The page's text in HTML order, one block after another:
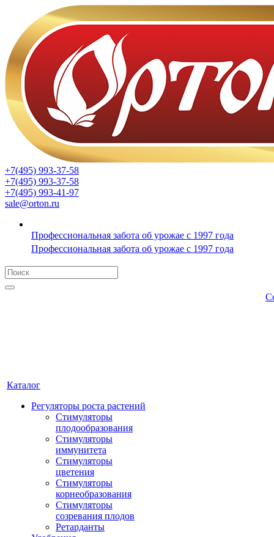
+7(495) 993-37-58
+7(495) 993-37-58
+7(495) 993-41-97
sale@orton.ru
Профессиональная забота об урожае с 1997 года
Профессиональная забота об урожае с 1997 года
Каталог
Регуляторы роста растений
Стимуляторы
плодообразования
Стимуляторы
иммунитета
Стимуляторы
цветения
Стимуляторы
корнеобразования
Стимуляторы
созревания плодов
Ретарданты